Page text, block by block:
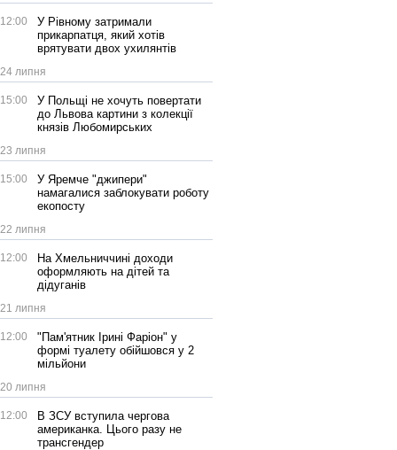
12:00
У Рівному затримали
прикарпатця, який хотів
врятувати двох ухилянтів
24 липня
15:00
У Польщі не хочуть повертати
до Львова картини з колекції
князів Любомирських
23 липня
15:00
У Яремче "джипери"
намагалися заблокувати роботу
екопосту
22 липня
12:00
На Хмельниччині доходи
оформляють на дітей та
дідуганів
21 липня
12:00
"Пам'ятник Ірині Фаріон" у
формі туалету обійшовся у 2
мільйони
20 липня
12:00
В ЗСУ вступила чергова
американка. Цього разу не
трансгендер